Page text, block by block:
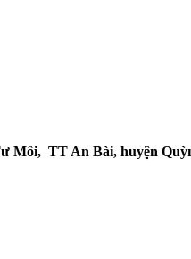
Môi, TT An Bài, huyện